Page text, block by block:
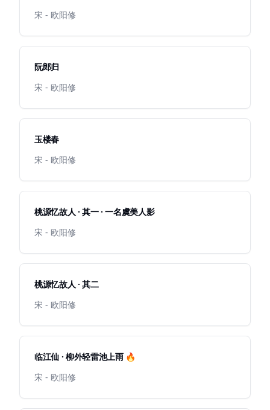
宋 - 欧阳修
阮郎归
宋 - 欧阳修
玉楼春
宋 - 欧阳修
桃源忆故人 · 其一 · 一名虞美人影
宋 - 欧阳修
桃源忆故人 · 其二
宋 - 欧阳修
临江仙 · 柳外轻雷池上雨 🔥
宋 - 欧阳修